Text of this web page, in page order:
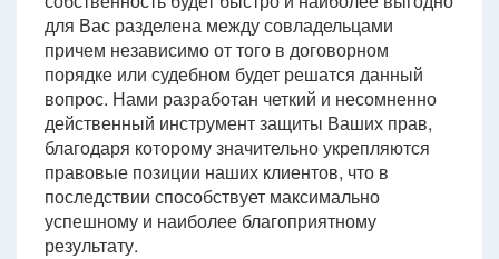
для Вас разделена между совладельцами
причем независимо от того в договорном
порядке или судебном будет решатся данный
вопрос. Нами разработан четкий и несомненно
действенный инструмент защиты Ваших прав,
благодаря которому значительно укрепляются
правовые позиции наших клиентов, что в
последствии способствует максимально
успешному и наиболее благоприятному
результату.